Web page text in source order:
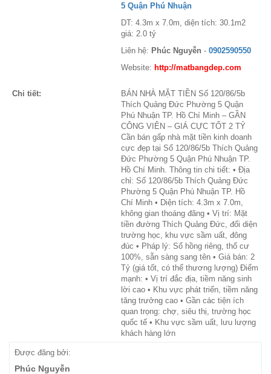
5 Quận Phú Nhuận
DT: 4.3m x 7.0m, diện tích: 30.1m2
giá: 2.0 tỷ
Liên hệ: Phúc Nguyễn - 0902590550
Website: http://matbangdep.com
Chi tiết:
BÁN NHÀ MẶT TIỀN Số 120/86/5b
Thích Quảng Đức Phường 5 Quận
Phú Nhuận TP. Hồ Chí Minh – GẦN
CÔNG VIÊN – GIÁ CỰC TỐT 2 TỶ
Cần bán gấp nhà mặt tiền kinh doanh
cực đẹp tại Số 120/86/5b Thích Quảng
Đức Phường 5 Quận Phú Nhuận TP.
Hồ Chí Minh. Thông tin chi tiết: • Địa
chỉ: Số 120/86/5b Thích Quảng Đức
Phường 5 Quận Phú Nhuận TP. Hồ
Chí Minh • Diện tích: 4.3m x 7.0m,
không gian thoáng đãng • Vị trí: Mặt
tiền đường Thích Quảng Đức, đối diện
trường học, khu vực sầm uất, đông
đúc • Pháp lý: Sổ hồng riêng, thổ cư
100%, sẵn sàng sang tên • Giá bán: 2
Tỷ (giá tốt, có thể thương lượng) Điểm
mạnh: • Vị trí đắc địa, tiềm năng sinh
lời cao • Khu vực phát triển, tiềm năng
tăng trưởng cao • Gần các tiện ích
quan trọng: chợ, siêu thị, trường học
quốc tế • Khu vực sầm uất, lưu lượng
khách hàng lớn
Được đăng bởi:
Phúc Nguyễn